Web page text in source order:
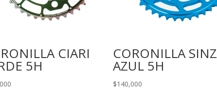
CIARI
5H
CORONILLA SINZ
AZUL 5H
$140,000